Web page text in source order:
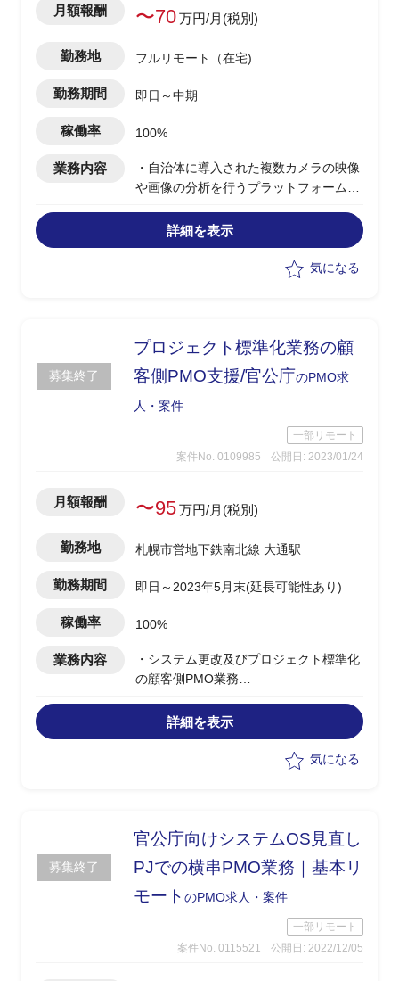
月額報酬 〜70万円/月(税別)
勤務地 フルリモート（在宅)
勤務期間 即日～中期
稼働率 100%
業務内容
・自治体に導入された複数カメラの映像
や画像の分析を行うプラットフォームの
・特定のソフトウェアの動作要件の確認
詳細を表示
気になる
募集終了
プロジェクト標準化業務の顧
客側PMO支援/官公庁のPMO求
人・案件
一部リモート
案件No. 0109985
公開日: 2023/01/24
月額報酬 〜95万円/月(税別)
勤務地 札幌市営地下鉄南北線 大通駅
勤務期間 即日～2023年5月末(延長可能性あり)
稼働率 100%
業務内容
・システム更改及びプロジェクト標準化
の顧客側PMO業務
詳細を表示
気になる
募集終了
官公庁向けシステムOS見直し
PJでの横串PMO業務｜基本リ
モート のPMO求人・案件
一部リモート
案件No. 0115521
公開日: 2022/12/05